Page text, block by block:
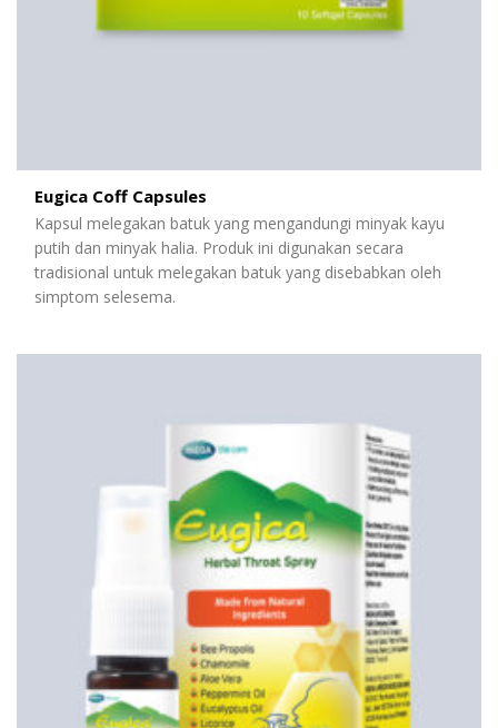
Eugica Coff Capsules
Kapsul melegakan batuk yang mengandungi minyak kayu
putih dan minyak halia. Produk ini digunakan secara
tradisional untuk melegakan batuk yang disebabkan oleh
simptom selesema.